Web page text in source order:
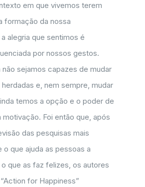
em que vivemos terem
formação da nossa
alegria que sentimos é
por nossos gestos.
sejamos capazes de mudar
e, nem sempre, mudar
temos a opção e o poder de
motivação. Foi então que, após
das pesquisas mais
que ajuda as pessoas a
que as faz felizes, os autores
for Happiness”